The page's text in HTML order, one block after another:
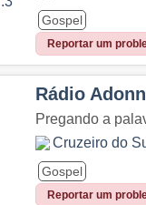
Gospel
Reportar um
Rádio
Cruzeiro do
Gospel
Reportar um